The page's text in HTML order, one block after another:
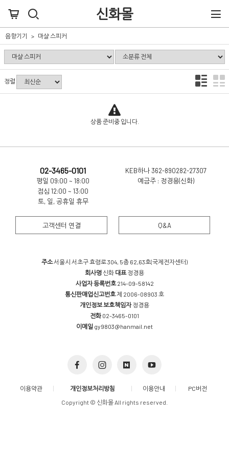
신화몰
음향기기 마샬 스피커
정렬
상품 준비중 입니다.
02-3465-0101
평일 09:00 ~ 18:00
점심 12:00 ~ 13:00
토, 일, 공휴일 휴무
고객센터 연결
KEB하나 362-890282-27307
예금주 : 정경용(신화)
Q&A
주소서울시 서초구 효령로 304, 5층 62,63호(국제전자센터)
회사명 신화 대표정경용
사업자 등록번호214-09-58142
통신판매업신고번호제 2006-08903 호
개인정보 보호책임자정경용
전화 02-3465-0101
이메일 gy9803@hanmail.net
이용약관 개인정보처리방침 이용안내
PC버전
Copyright © 신화몰 All rights reserved.